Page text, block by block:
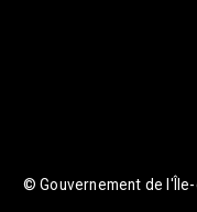
© Gouvernement de